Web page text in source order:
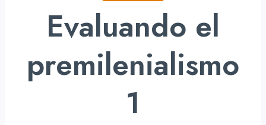
Evaluando el
premilenialismo
1